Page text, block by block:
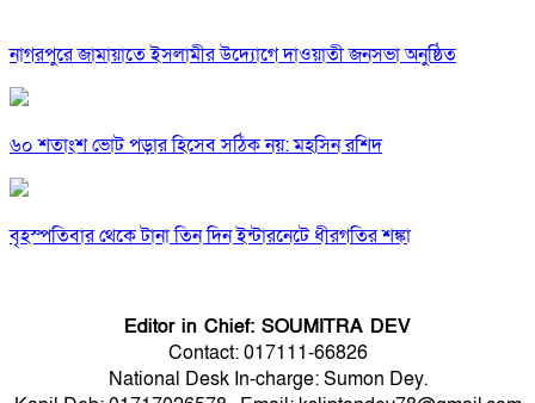
নাগরপুরে জামায়াতে ইসলামীর উদ্যোগে দাওয়াতী জনসভা অনুষ্ঠিত
৬০ শতাংশ ভোট পড়ার হিসেব সঠিক নয়: মহসিন রশিদ
বৃহস্পতিবার থেকে টানা তিন দিন ইন্টারনেটে ধীরগতির শঙ্কা
Editor in Chief: SOUMITRA DEV
Contact: 017111-66826
National Desk In-charge: Sumon Dey.